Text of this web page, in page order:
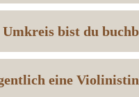
bist du
eine